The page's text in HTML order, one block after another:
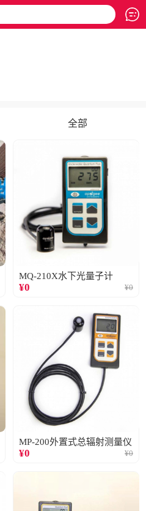
全部
MQ-210X水下光量子计
¥0 ¥0
MP-200外置式总辐射测量仪
¥0 ¥0